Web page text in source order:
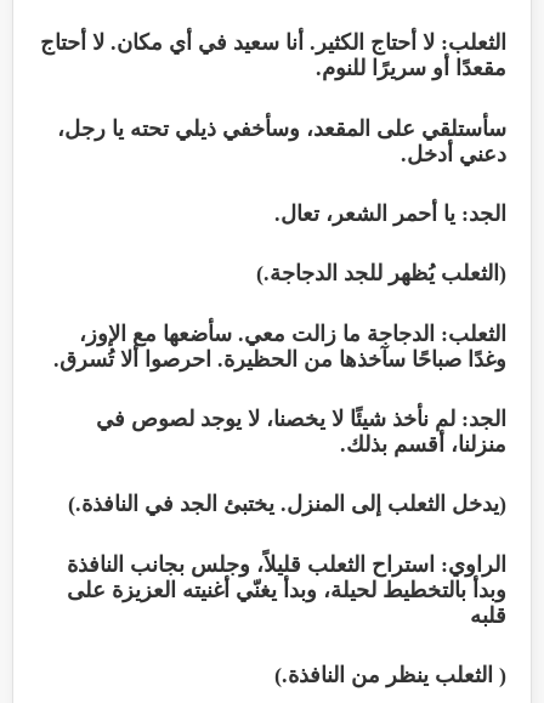
الثعلب: لا أحتاج الكثير. أنا سعيد في أي مكان. لا أحتاج
مقعدًا أو سريرًا للنوم.
سأستلقي على المقعد، وسأخفي ذيلي تحته يا رجل،
دعني أدخل.
الجد: يا أحمر الشعر، تعال.
(الثعلب يُظهر للجد الدجاجة.)
الثعلب: الدجاجة ما زالت معي. سأضعها مع الإوز،
وغدًا صباحًا سآخذها من الحظيرة. احرصوا ألا تُسرق.
الجد: لم نأخذ شيئًا لا يخصنا، لا يوجد لصوص في
منزلنا، أقسم بذلك.
(يدخل الثعلب إلى المنزل. يختبئ الجد في النافذة.)
الراوي: استراح الثعلب قليلاً، وجلس بجانب النافذة
وبدأ بالتخطيط لحيلة، وبدأ يغنّي أغنيته العزيزة على
قلبه
( الثعلب ينظر من النافذة.)